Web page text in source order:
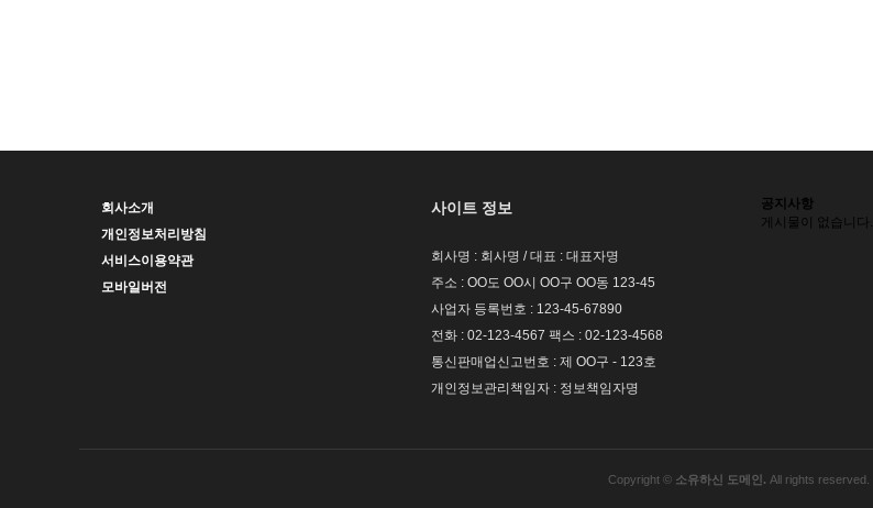
회사소개
개인정보처리방침
서비스이용약관
모바일버전
사이트 정보
회사명 : 회사명 / 대표 : 대표자명
주소 : OO도 OO시 OO구 OO동 123-45
사업자 등록번호 : 123-45-67890
전화 : 02-123-4567 팩스 : 02-123-4568
통신판매업신고번호 : 제 OO구 - 123호
개인정보관리책임자 : 정보책임자명
공지사항
게시물이 없습니다.
Copyright © 소유하신 도메인. All rights reserved.